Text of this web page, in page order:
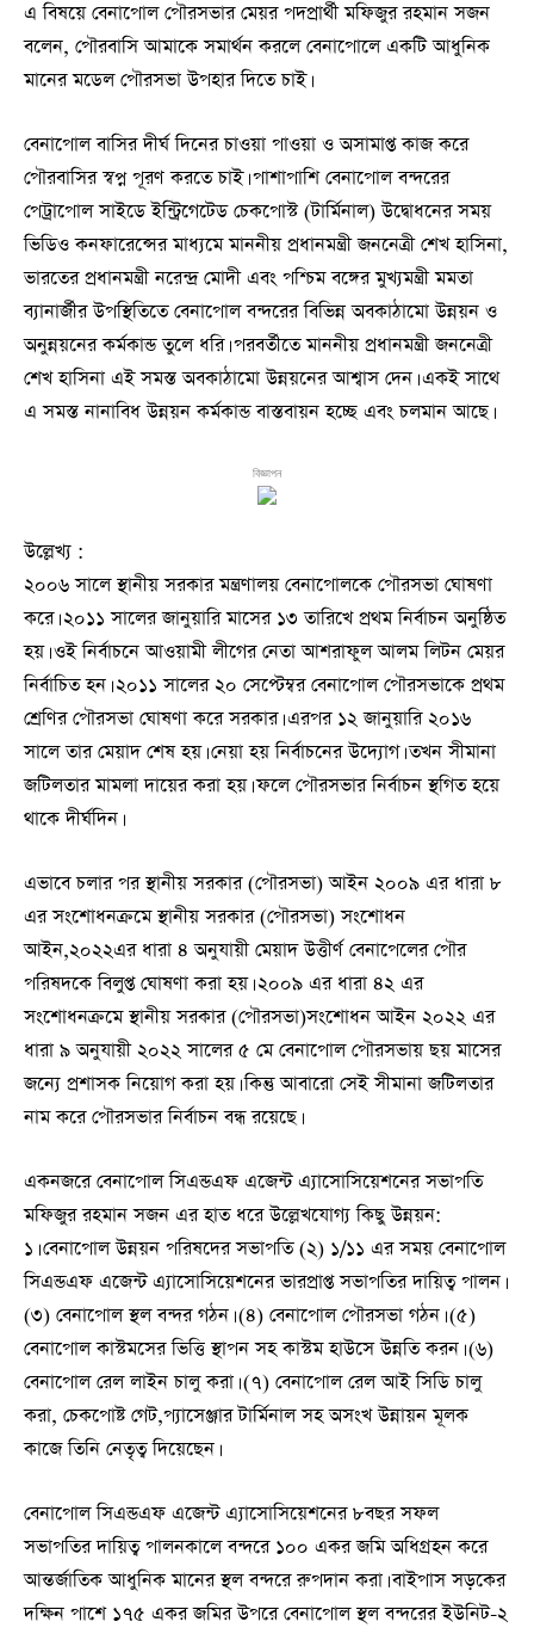
এ বিষয়ে বেনাপোল পৌরসভার মেয়র পদপ্রার্থী মফিজুর রহমান সজন
বলেন, পৌরবাসি আমাকে সমার্থন করলে বেনাপোলে একটি আধুনিক
মানের মডেল পৌরসভা উপহার দিতে চাই।
বেনাপোল বাসির দীর্ঘ দিনের চাওয়া পাওয়া ও অসামাপ্ত কাজ করে
পৌরবাসির স্বপ্ন পূরণ করতে চাই। পাশাপাশি বেনাপোল বন্দরের
পেট্রাপোল সাইডে ইন্ট্রিগেটেড চেকপোস্ট (টার্মিনাল) উদ্বোধনের সময়
ভিডিও কনফারেন্সের মাধ্যমে মাননীয় প্রধানমন্ত্রী জননেত্রী শেখ হাসিনা,
ভারতের প্রধানমন্ত্রী নরেন্দ্র মোদী এবং পশ্চিম বঙ্গের মুখ্যমন্ত্রী মমতা
ব্যানার্জীর উপস্থিতিতে বেনাপোল বন্দরের বিভিন্ন অবকাঠামো উন্নয়ন ও
অনুন্নয়নের কর্মকান্ড তুলে ধরি। পরবর্তীতে মাননীয় প্রধানমন্ত্রী জননেত্রী
শেখ হাসিনা এই সমস্ত অবকাঠামো উন্নয়নের আশ্বাস দেন। একই সাথে
এ সমস্ত নানাবিধ উন্নয়ন কর্মকান্ড বাস্তবায়ন হচ্ছে এবং চলমান আছে।
বিজ্ঞাপন
উল্লেখ্য :
২০০৬ সালে স্থানীয় সরকার মন্ত্রণালয় বেনাপোলকে পৌরসভা ঘোষণা
করে। ২০১১ সালের জানুয়ারি মাসের ১৩ তারিখে প্রথম নির্বাচন অনুষ্ঠিত
হয়। ওই নির্বাচনে আওয়ামী লীগের নেতা আশরাফুল আলম লিটন মেয়র
নির্বাচিত হন। ২০১১ সালের ২০ সেপ্টেম্বর বেনাপোল পৌরসভাকে প্রথম
শ্রেণির পৌরসভা ঘোষণা করে সরকার। এরপর ১২ জানুয়ারি ২০১৬
সালে তার মেয়াদ শেষ হয়। নেয়া হয় নির্বাচনের উদ্যোগ। তখন সীমানা
জটিলতার মামলা দায়ের করা হয়। ফলে পৌরসভার নির্বাচন স্থগিত হয়ে
থাকে দীর্ঘদিন।
এভাবে চলার পর স্থানীয় সরকার (পৌরসভা) আইন ২০০৯ এর ধারা ৮
এর সংশোধনক্রমে স্থানীয় সরকার (পৌরসভা) সংশোধন
আইন,২০২২এর ধারা ৪ অনুযায়ী মেয়াদ উত্তীর্ণ বেনাপেলের পৌর
পরিষদকে বিলুপ্ত ঘোষণা করা হয়। ২০০৯ এর ধারা ৪২ এর
সংশোধনক্রমে স্থানীয় সরকার (পৌরসভা)সংশোধন আইন ২০২২ এর
ধারা ৯ অনুযায়ী ২০২২ সালের ৫ মে বেনাপোল পৌরসভায় ছয় মাসের
জন্যে প্রশাসক নিয়োগ করা হয়। কিন্তু আবারো সেই সীমানা জটিলতার
নাম করে পৌরসভার নির্বাচন বন্ধ রয়েছে।
একনজরে বেনাপোল সিএন্ডএফ এজেন্ট এ্যাসোসিয়েশনের সভাপতি
মফিজুর রহমান সজন এর হাত ধরে উল্লেখযোগ্য কিছু উন্নয়ন:
১। বেনাপোল উন্নয়ন পরিষদের সভাপতি (২) ১/১১ এর সময় বেনাপোল
সিএন্ডএফ এজেন্ট এ্যাসোসিয়েশনের ভারপ্রাপ্ত সভাপতির দায়িত্ব পালন।
(৩) বেনাপোল স্থল বন্দর গঠন। (৪) বেনাপোল পৌরসভা গঠন। (৫)
বেনাপোল কাস্টমসের ভিত্তি স্থাপন সহ কাস্টম হাউসে উন্নতি করন। (৬)
বেনাপোল রেল লাইন চালু করা। (৭) বেনাপোল রেল আই সিডি চালু
করা, চেকপোষ্ট গেট,প্যাসেঞ্জার টার্মিনাল সহ অসংখ উন্নায়ন মূলক
কাজে তিনি নেতৃত্ব দিয়েছেন।
বেনাপোল সিএন্ডএফ এজেন্ট এ্যাসোসিয়েশনের ৮বছর সফল
সভাপতির দায়িত্ব পালনকালে বন্দরে ১০০ একর জমি অধিগ্রহন করে
আন্তর্জাতিক আধুনিক মানের স্থল বন্দরে রুপদান করা। বাইপাস সড়কের
দক্ষিন পাশে ১৭৫ একর জমির উপরে বেনাপোল স্থল বন্দরের ইউনিট-২